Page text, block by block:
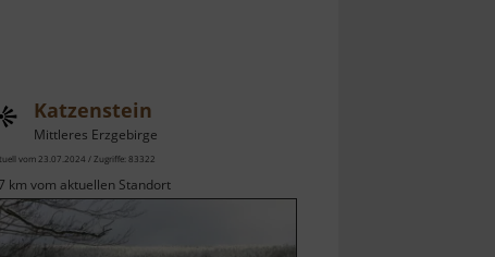
Katzenstein
Mittleres Erzgebirge
vom 23.07.2024 / Zugriffe: 83322
km vom aktuellen Standort